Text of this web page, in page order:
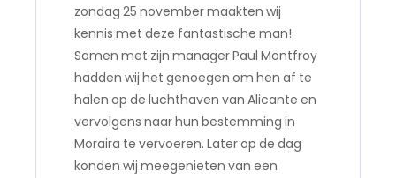
zondag 25 november maakten wij
kennis met deze fantastische man!
Samen met zijn manager Paul Montfroy
hadden wij het genoegen om hen af te
halen op de luchthaven van Alicante en
vervolgens naar hun bestemming in
Moraira te vervoeren. Later op de dag
konden wij meegenieten van een